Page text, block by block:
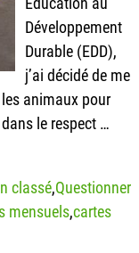
Développement
Durable (EDD),
j’ai décidé de me
animaux pour
le respect …
classé,Questionner
mensuels,cartes